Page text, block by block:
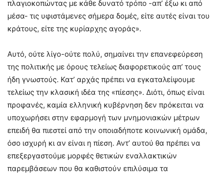
πλαγιοκοπώντας με κάθε δυνατό τρόπο -απ’ έξω κι από
μέσα- τις υφιστάμενες σήμερα δομές, είτε αυτές είναι του
κράτους, είτε της κυρίαρχης αγοράς».
Αυτό, ούτε λίγο-ούτε πολύ, σημαίνει την επανεφεύρεση
της πολιτικής με όρους τελείως διαφορετικούς απ’ τους
ήδη γνωστούς. Κατ’ αρχάς πρέπει να εγκαταλείψουμε
τελείως την κλασική ιδέα της «πίεσης». Διότι, όπως είναι
προφανές, καμία ελληνική κυβέρνηση δεν πρόκειται να
υποχωρήσει στην εφαρμογή των μνημονιακών μέτρων
επειδή θα πιεστεί από την οποιαδήποτε κοινωνική ομάδα,
όσο ισχυρή κι αν είναι η πίεση. Αντ’ αυτού θα πρέπει να
επεξεργαστούμε μορφές θετικών εναλλακτικών
παρεμβάσεων που θα καθιστούν επιλύσιμα τα